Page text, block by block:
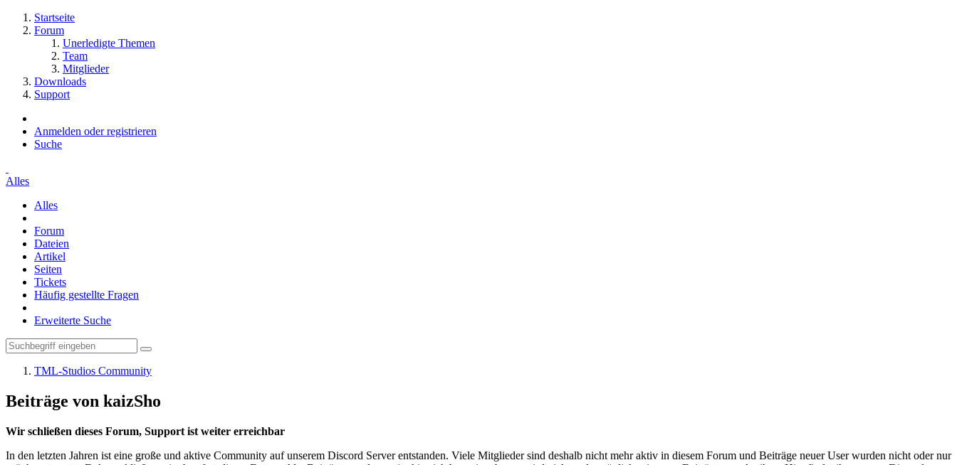
Startseite
Forum
Unerledigte Themen
Team
Mitglieder
Downloads
Support
Anmelden oder registrieren
Suche
Alles
Alles
Forum
Dateien
Artikel
Seiten
Tickets
Häufig gestellte Fragen
Erweiterte Suche
TML-Studios Community
Beiträge von kaizSho
Wir schließen dieses Forum, Support ist weiter erreichbar
In den letzten Jahren ist eine große und aktive Community auf unserem Discord Server entstanden. Viele Mitglieder sind deshalb nicht mehr aktiv in diesem Forum und Beiträge neuer User wurden nicht oder nur